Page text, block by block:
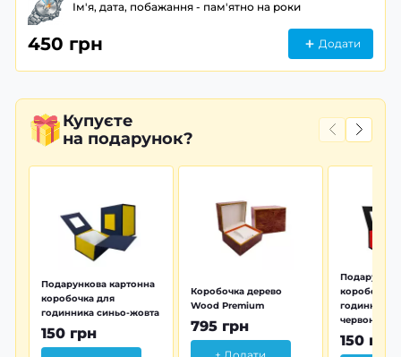
Ім'я, дата, побажання - пам'ятно на роки
450 грн Додати
Купуєте
на подарунок?
Подарункова картонна
коробочка для
годинника синьо-жовта
150 грн
Коробочка дерево
Wood Premium
795 грн
+ Додати
коробочка
годинника
червона
150 грн